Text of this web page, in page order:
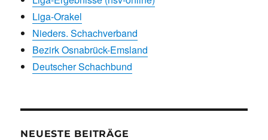
Liga-Orakel
Nieders. Schachverband
Bezirk Osnabrück-Emsland
Deutscher Schachbund
NEUESTE BEITRÄGE